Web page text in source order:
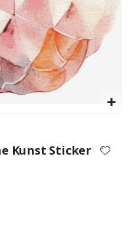
€
Kunst Sticker